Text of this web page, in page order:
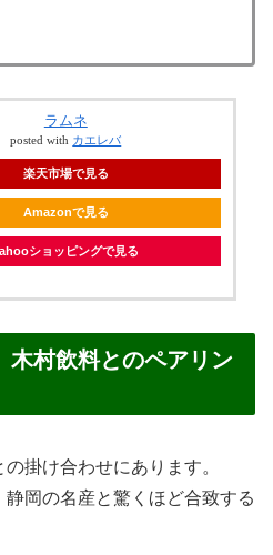
ラムネ
posted with カエレバ
楽天市場で見る
Amazonで見る
ショッピングで見る
木村飲料とのペアリン
掛け合わせにあります。
岡の名産と驚くほど合致する